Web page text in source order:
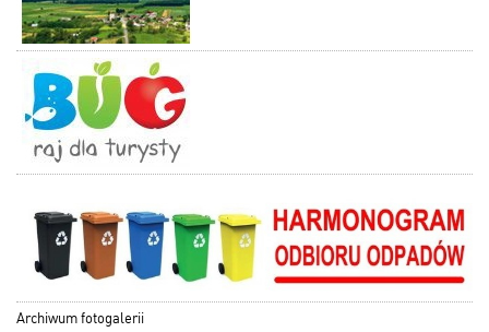
Archiwum fotogalerii